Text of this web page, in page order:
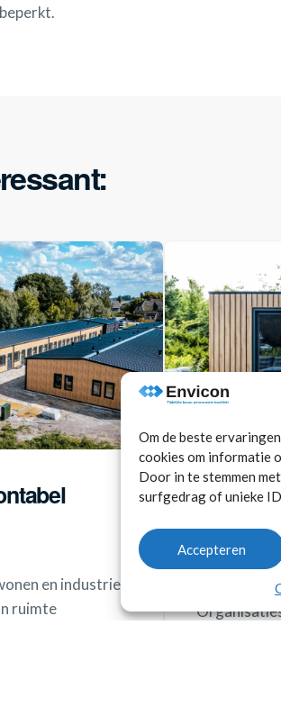
Om de beste
cookies om informatie
Door in te stemmen
surfgedrag of unieke
Accepteren
en industrie
ruimte
Blog:
en